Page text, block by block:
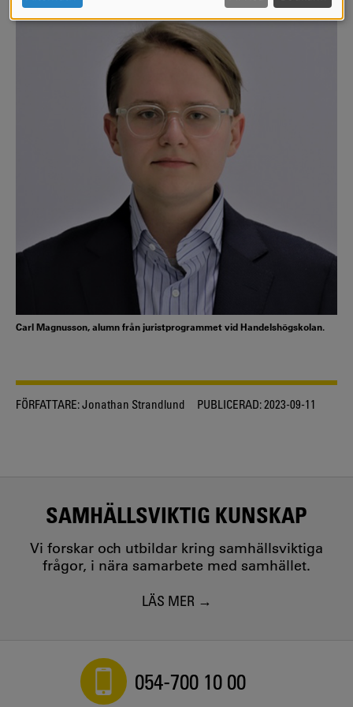
Carl Magnusson, alumn från juristprogrammet vid Handelshögskolan.
FÖRFATTARE:Jonathan Strandlund PUBLICERAD:2023-09-11
SAMHÄLLSVIKTIG KUNSKAP
Vi forskar och utbildar kring samhällsviktiga
frågor, i nära samarbete med samhället.
LÄS MER
054-700 10 00
COOKIES